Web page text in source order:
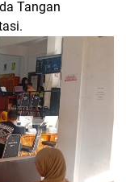
Tangan